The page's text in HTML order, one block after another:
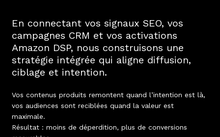
En connectant vos signaux SEO, vos
campagnes CRM et vos activations
Amazon DSP, nous construisons une
stratégie intégrée qui aligne diffusion,
ciblage et intention.
Vos contenus produits remontent quand l’intention est là,
vos audiences sont reciblées quand la valeur est
maximale.
Résultat : moins de déperdition, plus de conversions